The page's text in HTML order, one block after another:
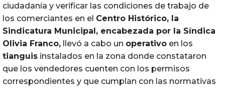
ciudadanía y verificar las condiciones de trabajo de
los comerciantes en el Centro Histórico, la
Sindicatura Municipal, encabezada por la Síndica
Olivia Franco, llevó a cabo un operativo en los
tianguis instalados en la zona donde constataron
que los vendedores cuenten con los permisos
correspondientes y que cumplan con las normativas